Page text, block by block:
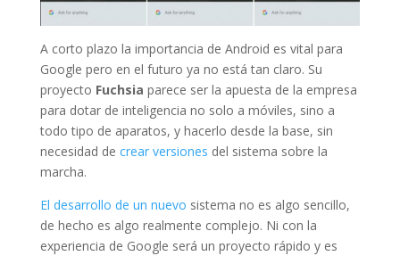
A corto plazo la importancia de Android es vital para
Google pero en el futuro ya no está tan claro. Su
proyecto Fuchsia parece ser la apuesta de la empresa
para dotar de inteligencia no solo a móviles, sino a
todo tipo de aparatos, y hacerlo desde la base, sin
necesidad de crear versiones del sistema sobre la
marcha.
El desarrollo de un nuevo sistema no es algo sencillo,
de hecho es algo realmente complejo. Ni con la
experiencia de Google será un proyecto rápido y es